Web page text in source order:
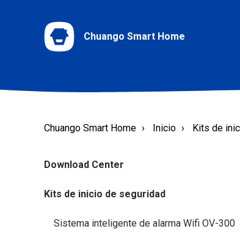
Chuango Smart Home
Chuango Smart Home Inicio Kits de
Download Center
Kits de inicio de seguridad
Sistema inteligente de alarma Wifi OV-300